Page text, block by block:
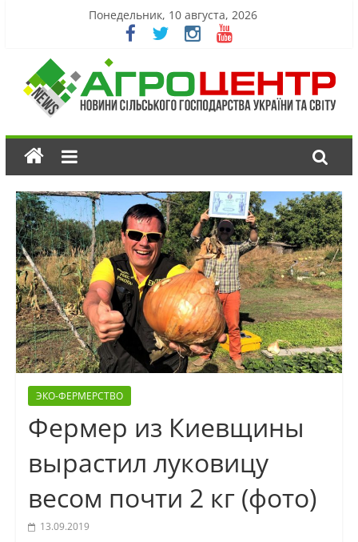
Понедельник, 10 августа, 2026
ЭКО-ФЕРМЕРСТВО
Фермер из Киевщины
вырастил луковицу
весом почти 2 кг (фото)
13.09.2019